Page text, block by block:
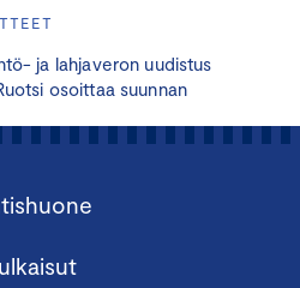
ja lahjaveron uudistus
osoittaa suunnan